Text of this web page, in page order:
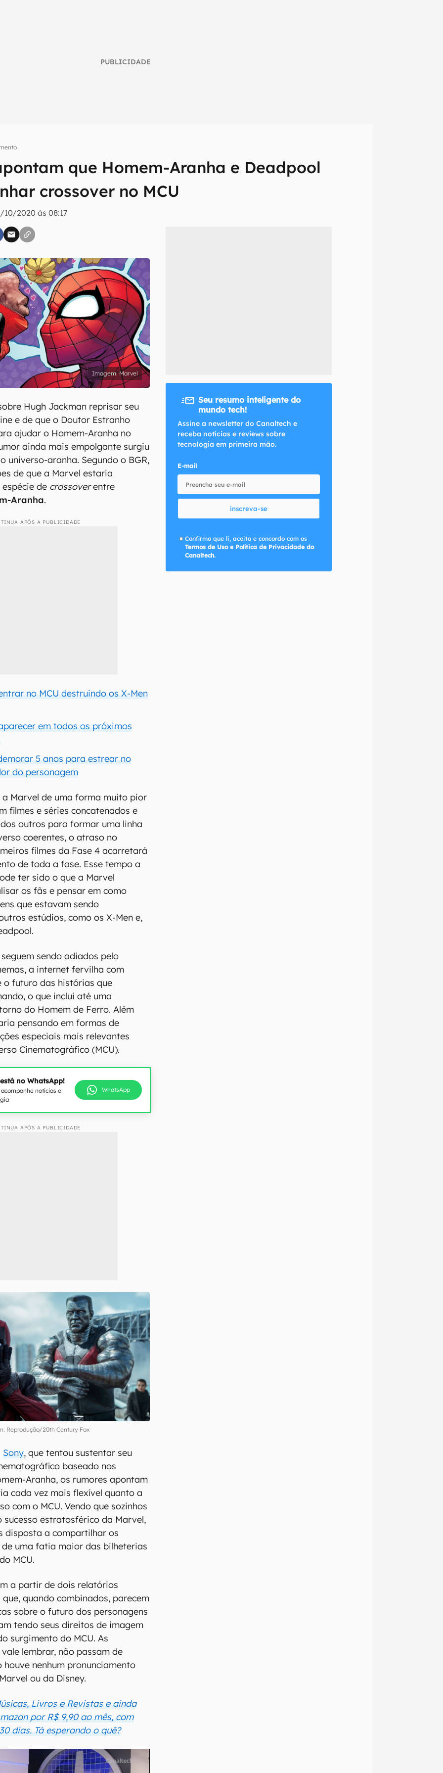
PUBLICIDADE
que Homem-Aranha e Deadpool
crossover no MCU
10/2020 às 08:17
inteligente do mundo tech!
do Canaltech e receba notícias e reviews sobre tecnologia em primeira
inscreva-se
aceito e concordo com os Termos de Uso e Política de Privacidade do Canaltech.
Marvel
Hugh Jackman reprisar seu
e de que o Doutor Estranho
ajudar o Homem-Aranha no
ainda mais empolgante surgiu
universo-aranha. Segundo o BGR,
de que a Marvel estaria
de crossoverentre
Aranha.
APÓS A PUBLICIDADE
no MCU destruindo os X-Men
em todos os próximos
5 anos para estrear no
do personagem
Marvel de uma forma muito pior
filmes e séries concatenados e
outros para formar uma linha
coerentes, o atraso no
filmes da Fase 4 acarretará
de toda a fase. Esse tempo a
ter sido o que a Marvel
os fãs e pensar em como
que estavam sendo
estúdios, como os X-Men e,
sendo adiados pelo
a internet fervilha com
o futuro das histórias que
o que inclui até uma
do Homem de Ferro. Além
pensando em formas de
especiais mais relevantes
Cinematográfico (MCU).
no WhatsApp!
notícias e
WhatsApp
APÓS A PUBLICIDADE
Reprodução/20th Century Fox
Sony, que tentou sustentar seu
baseado nos
Aranha, os rumores apontam
cada vez mais flexível quanto a
com o MCU. Vendo que sozinhos
sucesso estratosférico da Marvel,
disposta a compartilhar os
uma fatia maior das bilheterias
MCU.
a partir de dois relatórios
quando combinados, parecem
sobre o futuro dos personagens
tendo seus direitos de imagem
surgimento do MCU. As
lembrar, não passam de
houve nenhum pronunciamento
ou da Disney.
Livros e Revistas e ainda
por R$ 9,90 ao mês, com
dias. Tá esperando o quê?
Seu resumo inteligente do
mundo tech!
Assine a newsletter do Canaltech e
receba notícias e reviews sobre
tecnologia em primeira mão.
E-mail
inscreva-se
Confirmo que li, aceito e concordo com os
Termos de Uso e Política de Privacidade do
Canaltech.